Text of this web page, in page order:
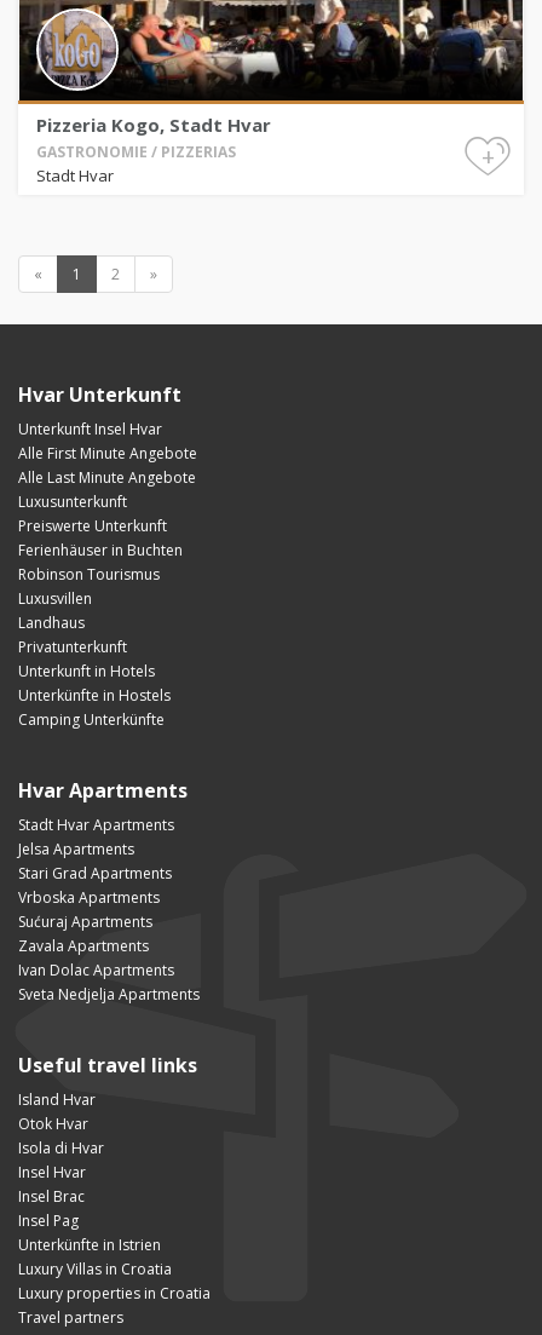
Pizzeria Kogo, Stadt Hvar
GASTRONOMIE / PIZZERIAS
Stadt Hvar
+
« 1 2 »
Hvar Unterkunft
Unterkunft Insel Hvar
Alle First Minute Angebote
Alle Last Minute Angebote
Luxusunterkunft
Preiswerte Unterkunft
Ferienhäuser in Buchten
Robinson Tourismus
Luxusvillen
Landhaus
Privatunterkunft
Unterkunft in Hotels
Unterkünfte in Hostels
Camping Unterkünfte
Hvar Apartments
Stadt Hvar Apartments
Jelsa Apartments
Stari Grad Apartments
Vrboska Apartments
Sućuraj Apartments
Zavala Apartments
Ivan Dolac Apartments
Sveta Nedjelja Apartments
Useful travel links
Island Hvar
Otok Hvar
Isola di Hvar
Insel Hvar
Insel Brac
Insel Pag
Unterkünfte in Istrien
Luxury Villas in Croatia
Luxury properties in Croatia
Travel partners